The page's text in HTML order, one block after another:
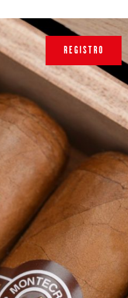
REGISTRO